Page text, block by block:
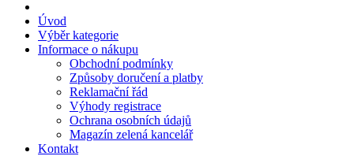
Úvod
Výběr kategorie
Informace o nákupu
Obchodní podmínky
Způsoby doručení a platby
Reklamační řád
Výhody registrace
Ochrana osobních údajů
Magazín zelená kancelář
Kontakt